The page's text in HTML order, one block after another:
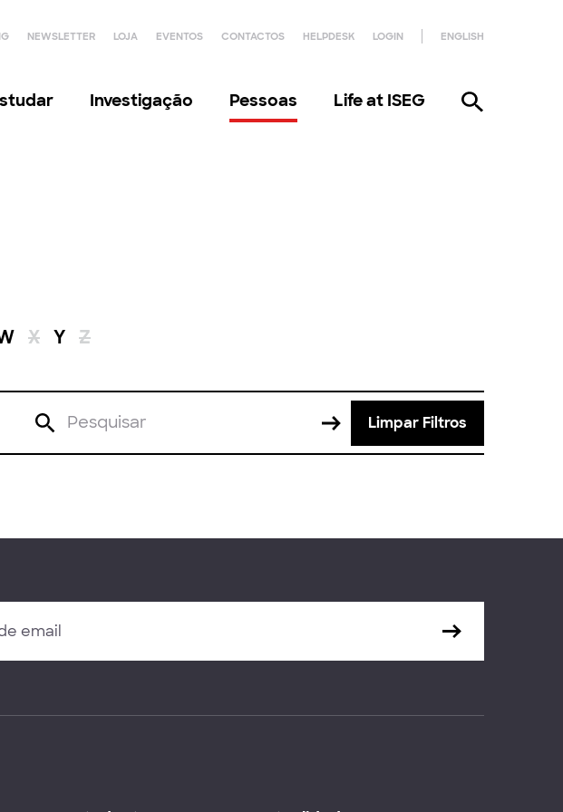
NEWSLETTER LOJA EVENTOS CONTACTOS HELPDESK LOGIN ENGLISH
Investigação Pessoas Life at ISEG
X Y Z
Limpar Filtros